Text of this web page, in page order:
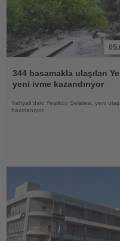
Oku
344 basamakla ulaşılan
yeni ivme kazandırıyor
Yahyalı'daki Yeşilköy Şelalesi, yeni
hazırlanıyor